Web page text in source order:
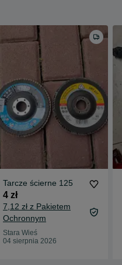
Tarcze ścierne 125
4 zł
7,12 zł z Pakietem
Ochronnym
Stara Wieś
04 sierpnia 2026